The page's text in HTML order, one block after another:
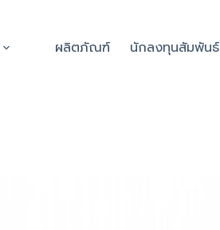
ผลิตภัณฑ์ นักลงทุนสัมพันธ์